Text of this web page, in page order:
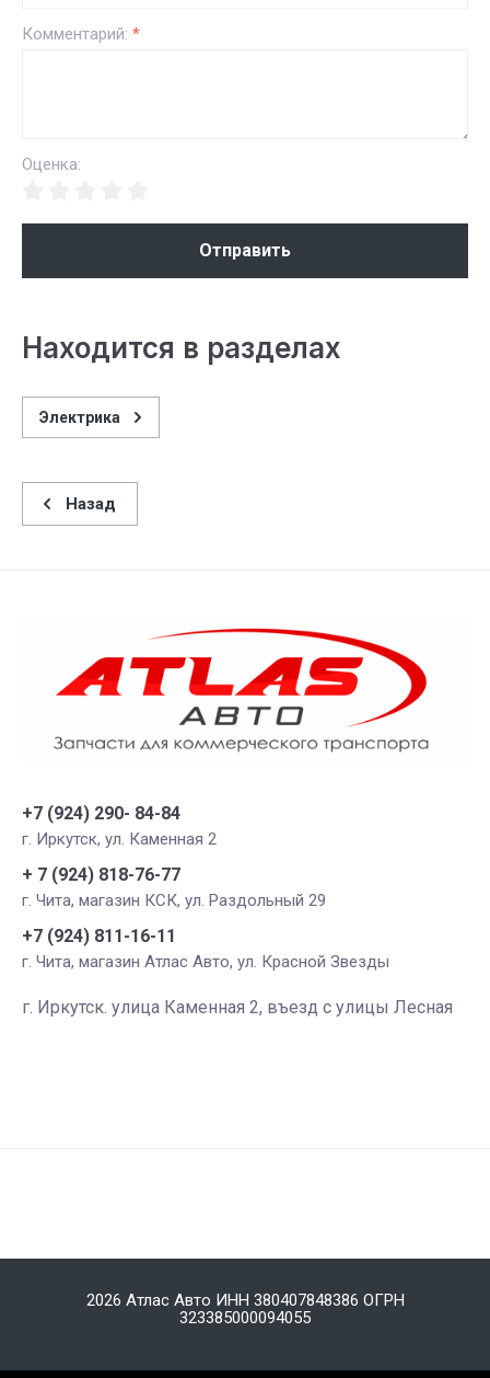
Комментарий: *
Оценка:
Отправить
Находится в разделах
Электрика
Назад
+7 (924) 290- 84-84
г. Иркутск, ул. Каменная 2
+ 7 (924) 818-76-77
г. Чита, магазин КСК, ул. Раздольный 29
+7 (924) 811-16-11
г. Чита, магазин Атлас Авто, ул. Красной Звезды
г. Иркутск. улица Каменная 2, въезд с улицы Лесная
2026 Атлас Авто ИНН 380407848386 ОГРН
323385000094055